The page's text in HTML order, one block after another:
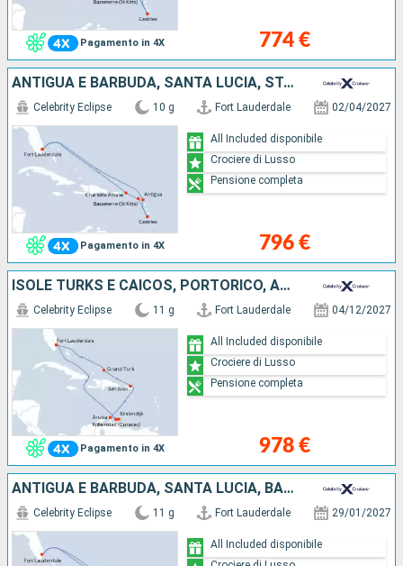
Pagamento in 4X 774 €
ANTIGUA E BARBUDA, SANTA LUCIA, STATI UNITI
Pagamento in 4X
Celebrity Eclipse 10 g Fort Lauderdale 02/04/2027
796 €
All Included disponibile
Crociere di Lusso
Pensione completa
ISOLE TURKS E CAICOS, PORTORICO, ARUBA, BONAIRE, STATI UNITI
Pagamento in 4X
Celebrity Eclipse 11 g Fort Lauderdale 04/12/2027
978 €
All Included disponibile
Crociere di Lusso
Pensione completa
ANTIGUA E BARBUDA, SANTA LUCIA, BARBADOS, SAINT-VINCENT E LE GRENADINE, STATI UNITI
Celebrity Eclipse 11 g Fort Lauderdale 29/01/2027
All Included disponibile